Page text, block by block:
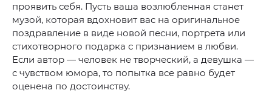
проявить себя. Пусть ваша возлюбленная станет
музой, которая вдохновит вас на оригинальное
поздравление в виде новой песни, портрета или
стихотворного подарка с признанием в любви.
Если автор — человек не творческий, а девушка —
с чувством юмора, то попытка все равно будет
оценена по достоинству.